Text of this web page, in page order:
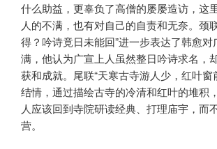
什么助益，更辜负了高僧的屡屡造访，这
人的不满，也有对自己的自责和无奈。颈
得？吟诗竟日未能回”进一步表达了韩愈对
满，他认为广宣上人虽然整日吟诗求名，
获和成就。尾联“天寒古寺游人少，红叶窗
结情，通过描绘古寺的冷清和红叶的堆积
人应该回到寺院研读经典、打理庙宇，而
营。